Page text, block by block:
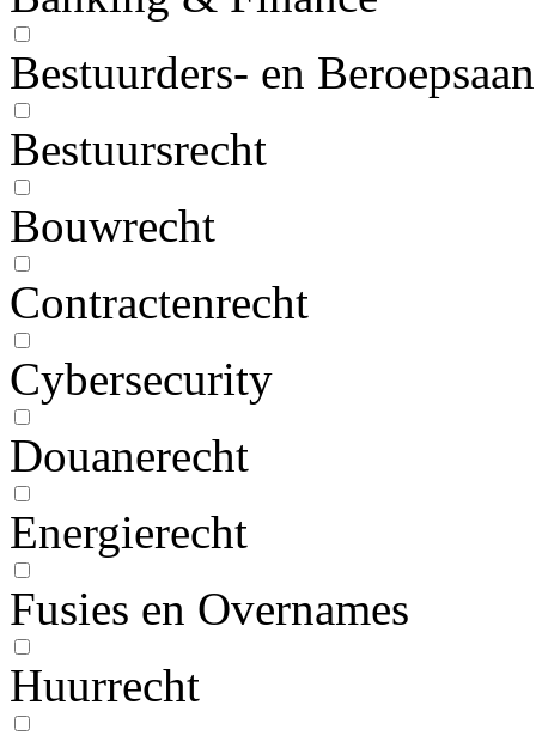
Bestuurders- en
Bestuursrecht
Bouwrecht
Contractenrecht
Cybersecurity
Douanerecht
Energierecht
Fusies en Overnames
Huurrecht